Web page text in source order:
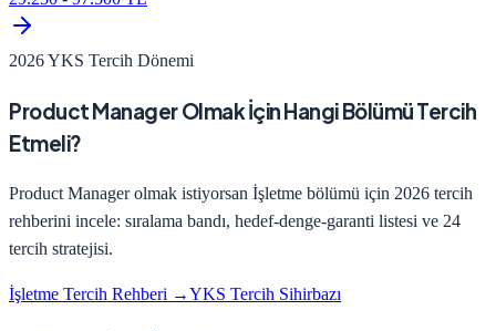
2026 YKS Tercih Dönemi
Product ManagerOlmak İçin Hangi Bölümü Tercih
Etmeli?
Product Managerolmak istiyorsan İşletme bölümü için 2026 tercih
rehberini incele: sıralama bandı, hedef-denge-garanti listesi ve 24
tercih stratejisi.
İşletme Tercih Rehberi →YKS Tercih Sihirbazı